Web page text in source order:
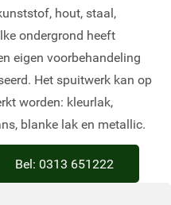
hout, staal,
ondergrond heeft
eigen voorbehandeling
. Hetspuitwerk kan op
worden: kleurlak,
blanke lak en metallic.
Bel: 0313 651222